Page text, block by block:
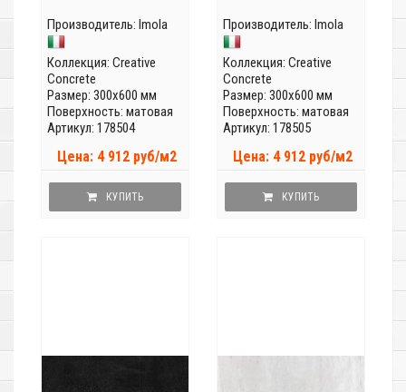
Производитель: Imola
Коллекция: Creative
Concrete
Размер: 300x600 мм
Поверхность: матовая
Артикул: 178504
Цена: 4 912 руб/м2
КУПИТЬ
Производитель: Imola
Коллекция: Creative
Concrete
Размер: 300x600 мм
Поверхность: матовая
Артикул: 178505
Цена: 4 912 руб/м2
КУПИТЬ